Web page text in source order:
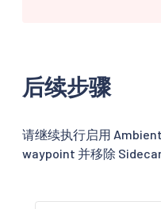
后续步骤
请继续执行启用
waypoint 并移除 Sidecar